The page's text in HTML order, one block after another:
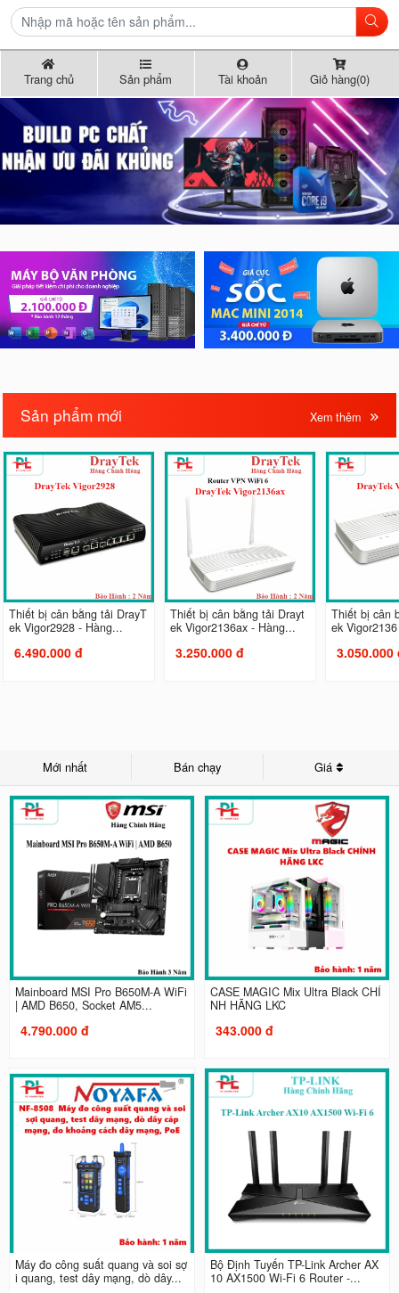
Trang chủ Sản phẩm Tài khoản Giỏ hàng(0)
Sản phẩm mới Xem thêm
Thiết bị cân bằng tải DrayT
ek Vigor2928 - Hàng...
6.490.000 đ
Thiết bị cân bằng tải Drayt
ek Vigor2136ax - Hàng...
3.250.000 đ
Thiết bị cân
ek
3.050.000
Mới nhất Bán chạy Giá
Mainboard MSI Pro B650M-A WiFi
| AMD B650, Socket AM5...
4.790.000 đ
CASE MAGIC Mix Ultra Black CHÍ
NH HÃNG LKC
343.000 đ
Máy đo công suất quang và soi sợ
i quang, test dây mạng, dò dây...
Bộ Định Tuyến TP-Link Archer AX
10 AX1500 Wi-Fi 6 Router -...